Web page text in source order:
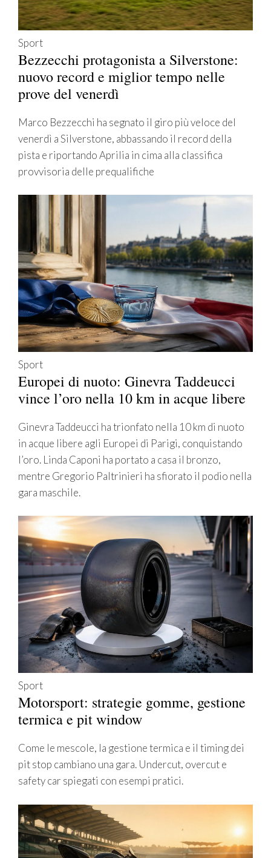
Sport
Bezzecchi protagonista a Silverstone:
nuovo record e miglior tempo nelle
prove del venerdì
Marco Bezzecchi ha segnato il giro più veloce del
venerdì a Silverstone, abbassando il record della
pista e riportando Aprilia in cima alla classifica
provvisoria delle prequalifiche
Sport
Europei di nuoto: Ginevra Taddeucci
vince l’oro nella 10 km in acque libere
Ginevra Taddeucci ha trionfato nella 10 km di nuoto
in acque libere agli Europei di Parigi, conquistando
l’oro. Linda Caponi ha portato a casa il bronzo,
mentre Gregorio Paltrinieri ha sfiorato il podio nella
gara maschile.
Sport
Motorsport: strategie gomme, gestione
termica e pit window
Come le mescole, la gestione termica e il timing dei
pit stop cambiano una gara. Undercut, overcut e
safety car spiegati con esempi pratici.